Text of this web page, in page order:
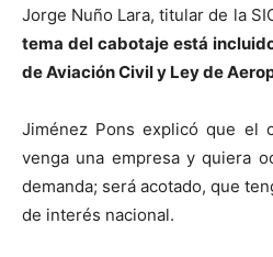
Jorge Nuño Lara, titular de la
tema del cabotaje está
de Aviación Civil y Ley de
Jiménez Pons explicó que el
venga una empresa y quiera
demanda; será acotado, que
de interés nacional.